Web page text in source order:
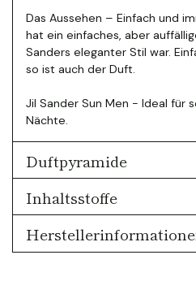
Das Aussehen – Einfach und
hat ein einfaches, aber
Sanders eleganter Stil war.
so ist auch der Duft.
Jil Sander Sun Men - Ideal für
Nächte.
Duftpyramide
Inhaltsstoffe